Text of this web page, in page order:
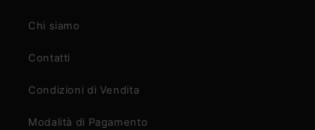
Chi siamo
Contatti
Condizioni di Vendita
Modalità di Pagamento